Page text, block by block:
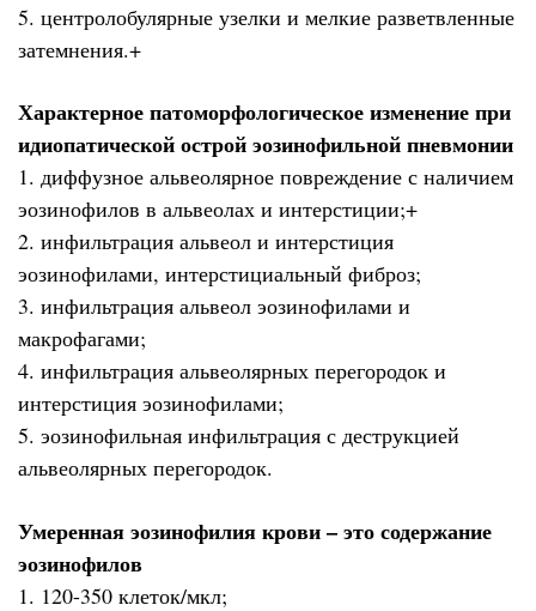
5. центролобулярные узелки и мелкие разветвленные
затемнения.+
Характерное патоморфологическое изменение при
идиопатической острой эозинофильной пневмонии
1. диффузное альвеолярное повреждение с наличием
эозинофилов в альвеолах и интерстиции;+
2. инфильтрация альвеол и интерстиция
эозинофилами, интерстициальный фиброз;
3. инфильтрация альвеол эозинофилами и
макрофагами;
4. инфильтрация альвеолярных перегородок и
интерстиция эозинофилами;
5. эозинофильная инфильтрация с деструкцией
альвеолярных перегородок.
Умеренная эозинофилия крови – это содержание
эозинофилов
1. 120-350 клеток/мкл;